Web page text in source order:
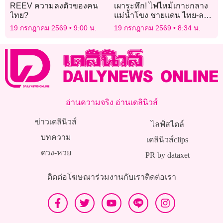
REEV ความลงตัวของคน
ไทย?
19 กรกฎาคม 2569 9:00 น.
เผาระทึก! ไฟไหม้เกาะกลาง
แม่น้ำโขง ชายแดน ไทย-ลาว
ยาว 2 กิโลเมตร
19 กรกฎาคม 2569 8:34 น.
อ่านความจริง อ่านเดลินิวส์
ข่าวเดลินิวส์
บทความ
ดวง-หวย
ไลฟ์สไตล์
เดลินิวส์clips
PR by dataxet
ติดต่อโฆษณาร่วมงานกับเราติดต่อเรา